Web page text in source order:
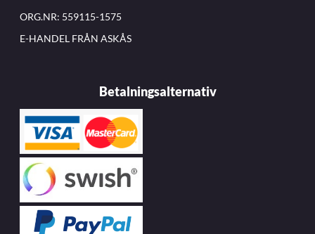
ORG.NR: 559115-1575
E-HANDEL FRÅN ASKÅS
Betalningsalternativ